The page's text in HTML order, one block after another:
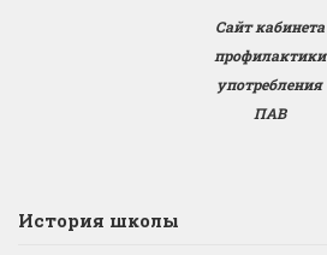
Сайт кабинета
профилактики
употребления
ПАВ
История школы